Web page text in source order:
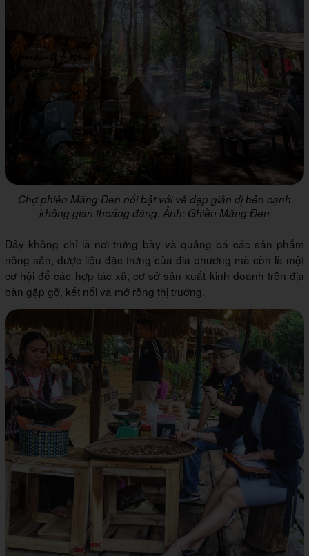
Chợ phiên Măng Đen nổi bật với vẻ đẹp giản dị bên cạnh
không gian thoáng đãng. Ảnh: Ghiền Măng Đen
Đây không chỉ là nơi trưng bày và quảng bá các sản phẩm
nông sản, dược liệu đặc trưng của địa phương mà còn là một
cơ hội để các hợp tác xã, cơ sở sản xuất kinh doanh trên địa
bàn gặp gỡ, kết nối và mở rộng thị trường.